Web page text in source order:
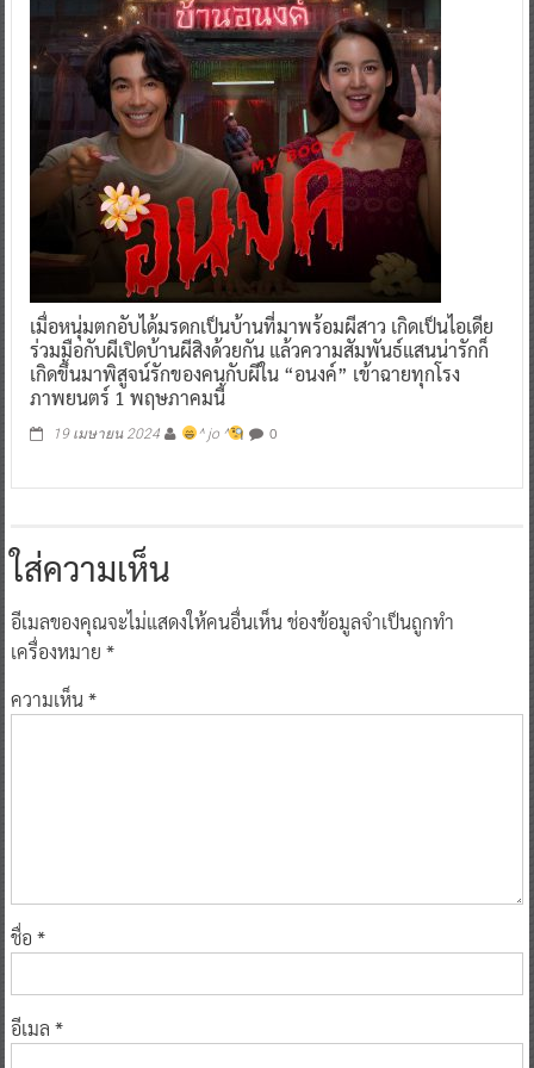
เมื่อหนุ่มตกอับได้มรดกเป็นบ้านที่มาพร้อมผีสาว เกิดเป็นไอเดีย
ร่วมมือกับผีเปิดบ้านผีสิงด้วยกัน แล้วความสัมพันธ์แสนน่ารักก็
เกิดขึ้นมาพิสูจน์รักของคนกับผีใน “อนงค์” เข้าฉายทุกโรง
ภาพยนตร์ 1 พฤษภาคมนี้
19 เมษายน 2024 ^ jo ^ 0
ใส่ความเห็น
อีเมลของคุณจะไม่แสดงให้คนอื่นเห็นช่องข้อมูลจำเป็นถูกทำ
เครื่องหมาย *
ความเห็น*
ชื่อ *
อีเมล *